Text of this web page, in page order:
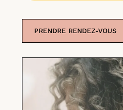
PRENDRE RENDEZ-VOUS